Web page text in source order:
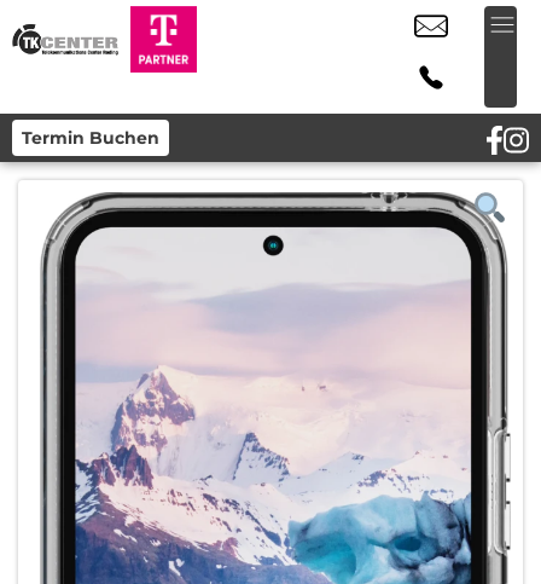
Termin Buchen